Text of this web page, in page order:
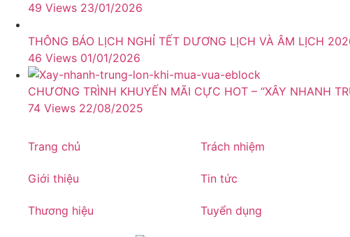
49 Views 23/01/2026
THÔNG BÁO LỊCH NGHỈ TẾT DƯƠNG LỊCH VÀ ÂM LỊCH
46 Views 01/01/2026
CHƯƠNG TRÌNH KHUYẾN MÃI CỰC HOT – “XÂY NHANH
74 Views 22/08/2025
Trang chủ
Giới thiệu
Thương hiệu
Trách nhiệm
Tin tức
Tuyển dụng